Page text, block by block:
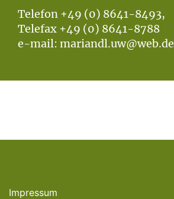
Telefon +49 (0) 8641-8493,
Telefax +49 (0) 8641-8788
e-mail: mariandl.uw@web.de
Impressum